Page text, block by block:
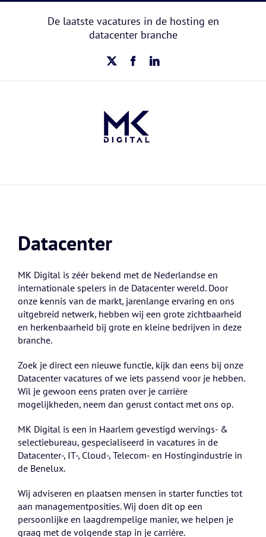
De laatste vacatures in de hosting en
datacenter branche
X FacebookLinkedIn
Datacenter
MK Digital is zéér bekend met de Nederlandse en
internationale spelers in de Datacenter wereld. Door
onze kennis van de markt, jarenlange ervaring en ons
uitgebreid netwerk, hebben wij een grote zichtbaarheid
en herkenbaarheid bij grote en kleine bedrijven in deze
branche.
Zoek je direct een nieuwe functie, kijk dan eens bij onze
Datacenter vacatures of we iets passend voor je hebben.
Wil je gewoon eens praten over je carrière
mogelijkheden, neem dan gerust contact met ons op.
MK Digital is een in Haarlem gevestigd wervings- &
selectiebureau, gespecialiseerd in vacatures in de
Datacenter-, IT-, Cloud-, Telecom- en Hostingindustrie in
de Benelux.
Wij adviseren en plaatsen mensen in starter functies tot
aan managementposities. Wij doen dit op een
persoonlijke en laagdrempelige manier, we helpen je
graag met de volgende stap in je carrière.